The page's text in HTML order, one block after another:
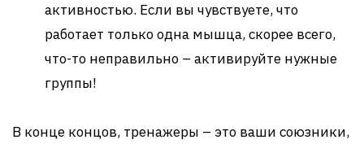
активностью. Если вы чувствуете, что
работает только одна мышца, скорее всего,
что-то неправильно – активируйте нужные
группы!
В конце концов, тренажеры – это ваши союзники,